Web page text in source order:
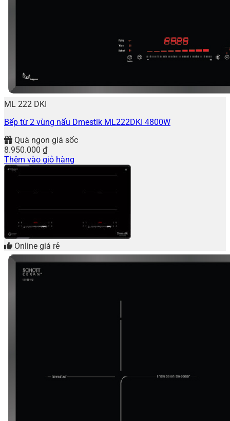
ML 222 DKI
Bếp từ 2 vùng nấu Dmestik ML222DKI 4800W
Quà ngon giá sốc
8.950.000 ₫
Thêm vào giỏ hàng
Online giá rẻ